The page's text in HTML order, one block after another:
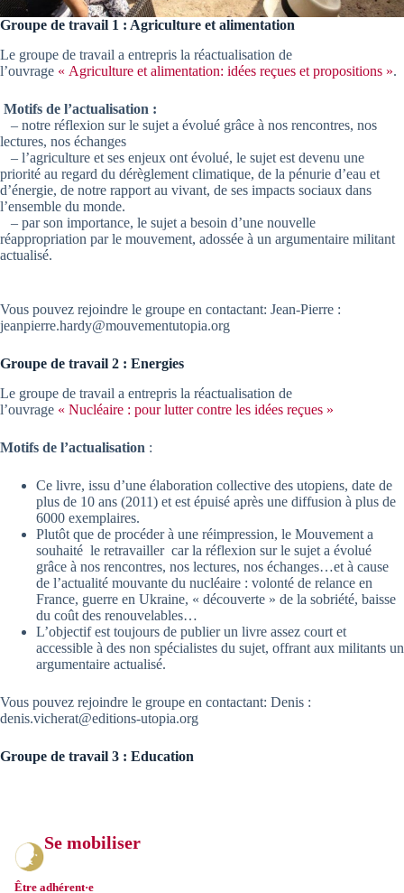
Groupe de travail 1 : Agriculture et alimentation
Le groupe de travail a entrepris la réactualisation de
l’ouvrage « Agriculture et alimentation: idées reçues et propositions ».
Motifs de l’actualisation :
– notre réflexion sur le sujet a évolué grâce à nos rencontres, nos
lectures, nos échanges
– l’agriculture et ses enjeux ont évolué, le sujet est devenu une
priorité au regard du dérèglement climatique, de la pénurie d’eau et
d’énergie, de notre rapport au vivant, de ses impacts sociaux dans
l’ensemble du monde.
– par son importance, le sujet a besoin d’une nouvelle
réappropriation par le mouvement, adossée à un argumentaire militant
actualisé.
Vous pouvez rejoindre le groupe en contactant: Jean-Pierre :
jeanpierre.hardy@mouvementutopia.org
Groupe de travail 2 : Energies
Le groupe de travail a entrepris la réactualisation de
l’ouvrage « Nucléaire : pour lutter contre les idées reçues »
Motifs de l’actualisation :
Ce livre, issu d’une élaboration collective des utopiens, date de
plus de 10 ans (2011) et est épuisé après une diffusion à plus de
6000 exemplaires.
Plutôt que de procéder à une réimpression, le Mouvement a
souhaité le retravailler car la réflexion sur le sujet a évolué
grâce à nos rencontres, nos lectures, nos échanges…et à cause
de l’actualité mouvante du nucléaire : volonté de relance en
France, guerre en Ukraine, « découverte » de la sobriété, baisse
du coût des renouvelables…
L’objectif est toujours de publier un livre assez court et
accessible à des non spécialistes du sujet, offrant aux militants un
argumentaire actualisé.
Vous pouvez rejoindre le groupe en contactant: Denis :
denis.vicherat@editions-utopia.org
Groupe de travail 3 : Education
Se mobiliser
Être adhérent·e